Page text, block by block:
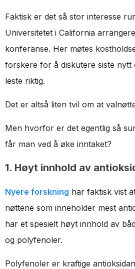
Faktisk er det så stor interesse
Universitetet i California
konferanse. Her møtes
forskere for å diskutere siste nytt
leste riktig.
Det er altså liten tvil om at
Men hvorfor er det egentlig så
får man ved å øke inntaket?
1. Høyt innhold av
Nyere forskning har faktisk vist
nøttene som inneholder mest
har et spesielt høyt innhold av
og polyfenoler.
Polyfenoler er kraftige